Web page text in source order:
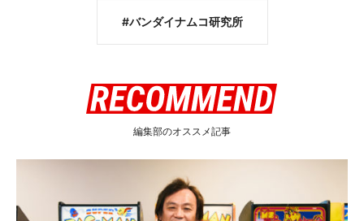
バンダイナムコ研究所
編集部のオススメ記事